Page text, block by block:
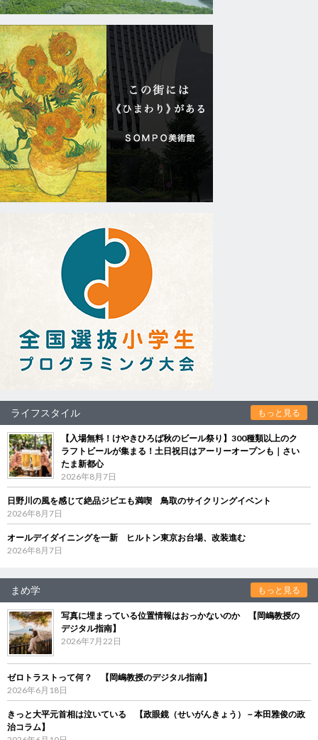
ライフスタイル もっと見る
【入場無料！けやきひろば秋のビール祭り】300種類以上のク
ラフトビールが集まる！土日祝日はアーリーオープンも｜さい
たま新都心
2026年8月7日
日野川の風を感じて絶品ジビエも満喫 鳥取のサイクリングイベント
2026年8月7日
オールデイダイニングを一新 ヒルトン東京お台場、改装進む
2026年8月7日
まめ学 もっと見る
写真に埋まっている位置情報はおっかないのか 【岡嶋教授の
デジタル指南】
2026年7月22日
ゼロトラストって何？ 【岡嶋教授のデジタル指南】
2026年6月18日
きっと大平元首相は泣いている 【政眼鏡（せいがんきょう）－本田雅俊の政
治コラム】